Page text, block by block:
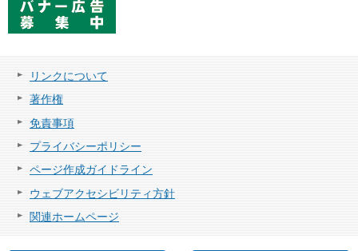
リンクについて
著作権
免責事項
プライバシーポリシー
ページ作成ガイドライン
ウェブアクセシビリティ方針
関連ホームページ